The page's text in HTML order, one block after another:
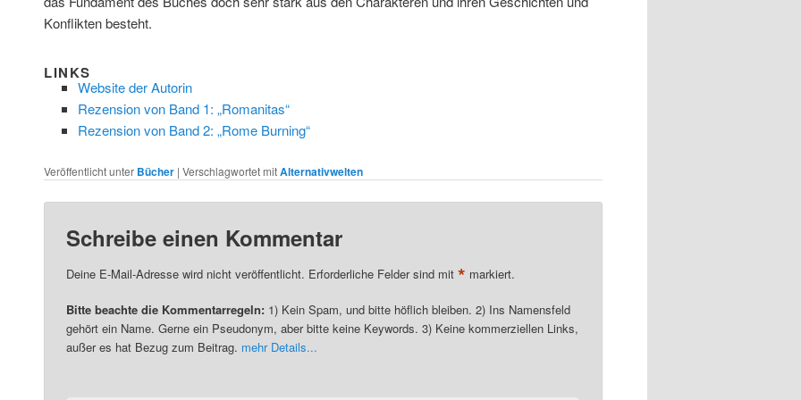
Konflikten besteht.
LINKS
Website der Autorin
Rezension von Band 1: „Romanitas“
Rezension von Band 2: „Rome Burning“
Veröffentlicht unter Bücher | Verschlagwortet mitAlternativwelten
Schreibe einen Kommentar
Deine E-Mail-Adresse wird nicht veröffentlicht. Erforderliche Felder sind mit* markiert.
Bitte beachte die Kommentarregeln: 1) Kein Spam, und bitte höflich bleiben. 2) Ins Namensfeld
gehört ein Name. Gerne ein Pseudonym, aber bitte keine Keywords. 3) Keine kommerziellen Links,
außer es hat Bezug zum Beitrag. mehr Details...